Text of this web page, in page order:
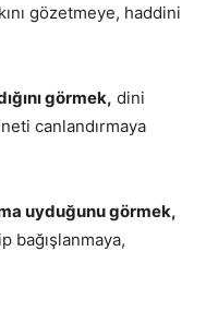
gözetmeye, haddini
görmek, dini
canlandırmaya
uyduğunu görmek,
bağışlanmaya,